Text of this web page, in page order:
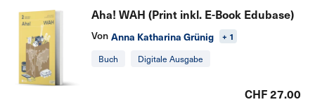
Aha! WAH (Print inkl. E-Book Edubase)
Von Anna Katharina Grünig + 1
Buch Digitale Ausgabe
CHF 27.00